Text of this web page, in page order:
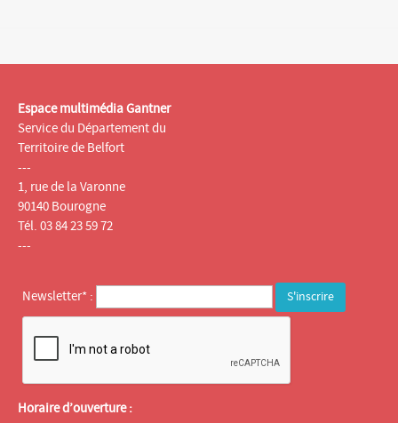
Espace multimédia Gantner
Service du Département du
Territoire de Belfort
---
1, rue de la Varonne
90140 Bourogne
Tél. 03 84 23 59 72
---
Newsletter* :
Horaire d’ouverture :